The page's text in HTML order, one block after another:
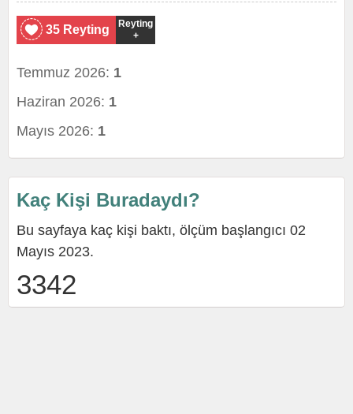
35 Reyting
Reyting
+
Temmuz 2026: 1
Haziran 2026: 1
Mayıs 2026: 1
Kaç Kişi Buradaydı?
Bu sayfaya kaç kişi baktı, ölçüm başlangıcı 02
Mayıs 2023.
3342